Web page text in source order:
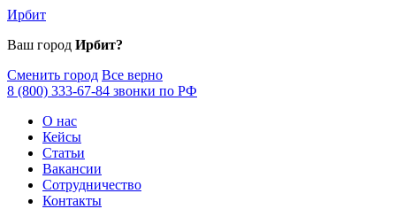
Ирбит
Ваш город Ирбит?
Сменить город Все верно
8 (800) 333-67-84 звонки по РФ
О нас
Кейсы
Статьи
Вакансии
Сотрудничество
Контакты